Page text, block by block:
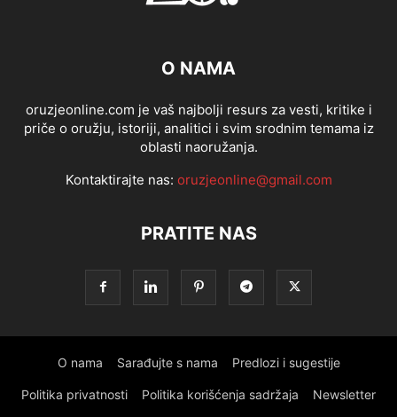
O NAMA
oruzjeonline.com je vaš najbolji resurs za vesti, kritike i
priče o oružju, istoriji, analitici i svim srodnim temama iz
oblasti naoružanja.
Kontaktirajte nas: oruzjeonline@gmail.com
PRATITE NAS
O nama Sarađujte s nama Predlozi i sugestije
Politika privatnosti Politika korišćenja sadržaja Newsletter